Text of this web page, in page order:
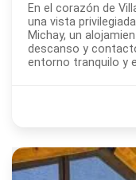
En el corazón de
una vista
Michay, un
descanso y
entorno tranquilo y